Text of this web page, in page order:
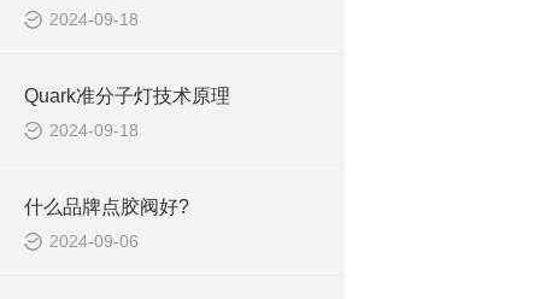
2024-09-18
Quark准分子灯技术原理
2024-09-18
什么品牌点胶阀好?
2024-09-06